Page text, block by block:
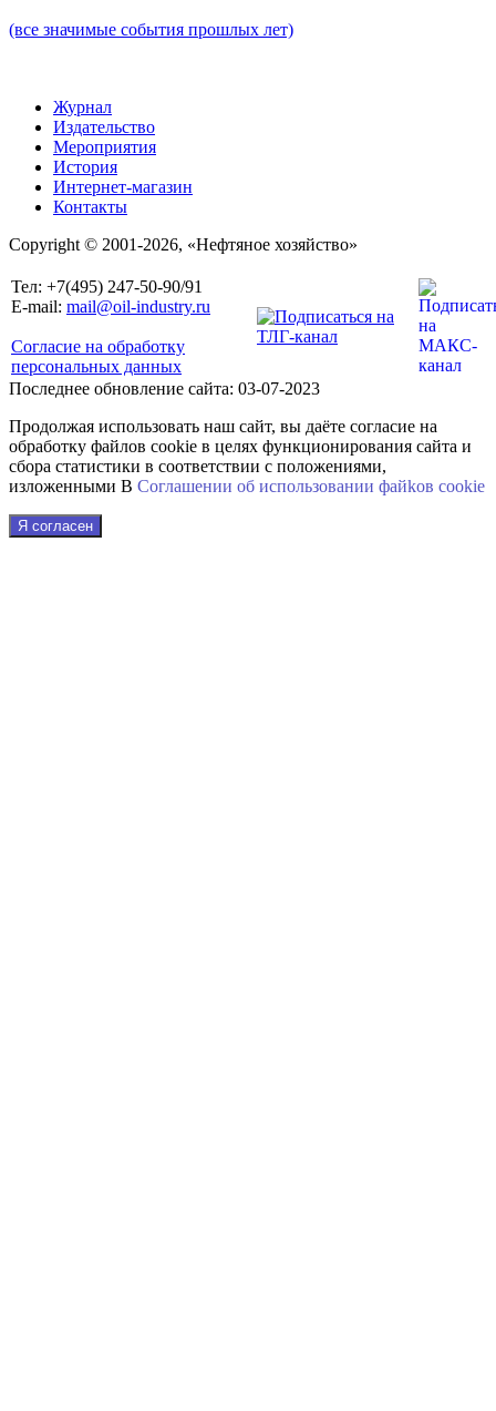
(все значимые события прошлых лет)
Журнал
Издательство
Мероприятия
История
Интернет-магазин
Контакты
Copyright © 2001-2026, «Нефтяное хозяйство»
Тел: +7(495) 247-50-90/91
E-mail: mail@oil-industry.ru
Согласие на обработку
персональных данных
Последнее обновление сайта: 03-07-2023
Продолжая использовать наш сайт, вы даёте согласие на
обработку файлов cookie в целях функционирования сайта и
сбора статистики в соответствии с положениями,
изложенными В Соглашении об использовании файkов cookie
Я согласен